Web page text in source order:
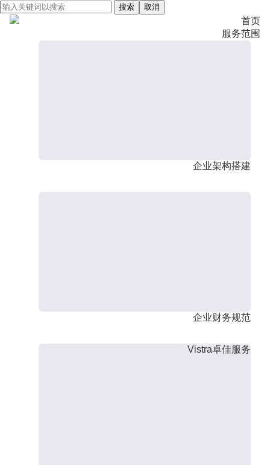
搜索 取消
首页
服务范围
企业架构搭建
企业财务规范
Vistra卓佳服务